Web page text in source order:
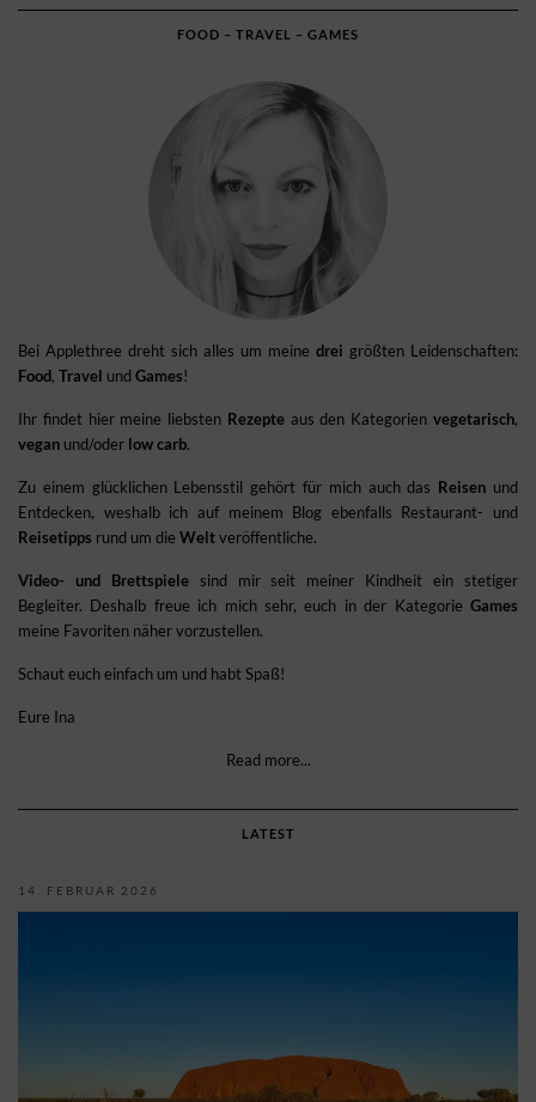
FOOD – TRAVEL – GAMES
Bei Applethree dreht sich alles um meine drei größten Leidenschaften:
Food, Travel und Games!
Ihr findet hier meine liebsten Rezepteaus den Kategorienvegetarisch,
vegan und/oder low carb.
Zu einem glücklichen Lebensstil gehört für mich auch das Reisen und
Entdecken, weshalb ich auf meinem Blog ebenfalls Restaurant- und
Reisetipps rund um die Weltveröffentliche.
Video- und Brettspielesind mir seit meiner Kindheit ein stetiger
Begleiter. Deshalb freue ich mich sehr, euch in der Kategorie Games
meine Favoriten näher vorzustellen.
Schaut euch einfach um und habt Spaß!
Eure Ina
Read more...
LATEST
14. FEBRUAR 2026